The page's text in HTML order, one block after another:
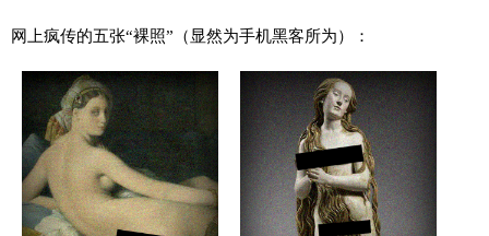
网上疯传的五张“裸照”（显然为手机黑客所为）：